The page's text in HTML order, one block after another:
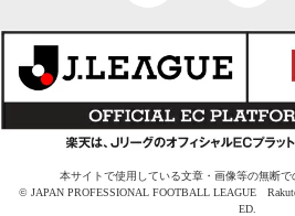
本サイトで使用している文章・画像等の無断で
© JAPAN PROFESSIONAL FOOTBALL LEAGUE
ED.